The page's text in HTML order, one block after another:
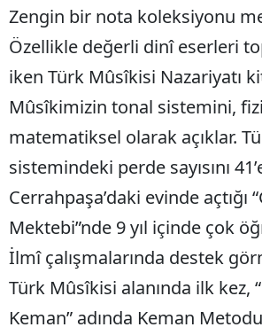
Zengin bir nota koleksiyonu
Özellikle değerli dinî eserleri
iken Türk Mûsîkisi Nazariyatı
Mûsîkimizin tonal sistemini,
matematiksel olarak açıklar.
sistemindeki perde sayısını
Cerrahpaşa’daki evinde açtığı
Mektebi”nde 9 yıl içinde çok
İlmî çalışmalarında destek
Türk Mûsîkisi alanında ilk kez,
Keman” adında Keman